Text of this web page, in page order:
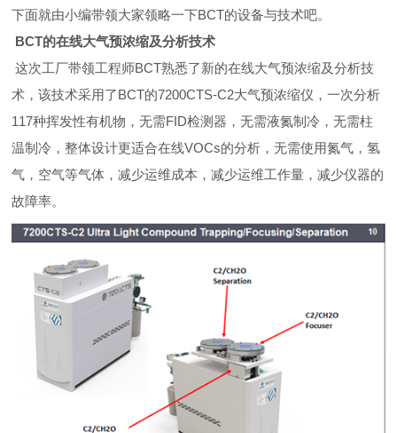
下面就由小编带领大家领略一下BCT的设备与技术吧。
BCT的在线大气预浓缩及分析技术
这次工厂带领工程师BCT熟悉了新的在线大气预浓缩及分析技
术，该技术采用了BCT的7200CTS-C2大气预浓缩仪，一次分析
117种挥发性有机物，无需FID检测器，无需液氮制冷，无需柱
温制冷，整体设计更适合在线VOCs的分析，无需使用氮气，氢
气，空气等气体，减少运维成本，减少运维工作量，减少仪器的
故障率。